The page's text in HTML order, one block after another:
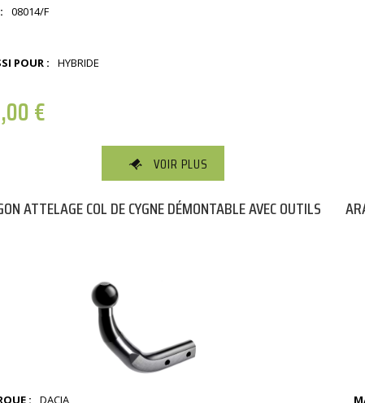
08014/F
POUR : HYBRIDE
€
VOIR PLUS
ATTELAGE COL DE CYGNE DÉMONTABLE AVEC OUTILS
:
DACIA